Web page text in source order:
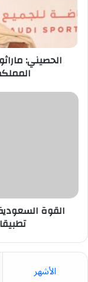
مستهدفات
رؤية
المملكة
2030
الحياة
الحصيني:
المملكة 2030 في تعزيز
القوة
تنفذ
تطبيقات
متنوعة
الأشهر